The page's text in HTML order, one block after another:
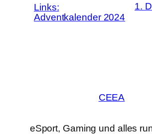
Links:
Adventkalender 2024
1.
CEEA
eSport, Gaming und alles